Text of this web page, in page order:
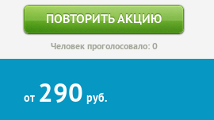
ПОВТОРИТЬ АКЦИЮ
Человек проголосовало: 0
от 290 руб.